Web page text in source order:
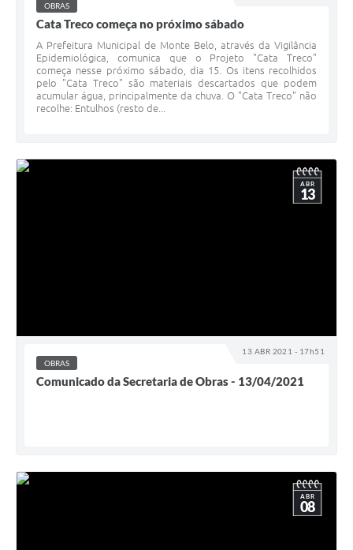
OBRAS
Cata Treco começa no próximo sábado
A Prefeitura Municipal de Monte Belo, através da Vigilância
Epidemiológica, comunica que o Projeto "Cata Treco"
começa nesse próximo sábado, dia 15. Os itens recolhidos
pelo "Cata Treco" são materiais descartados que podem
acumular água, principalmente da chuva. O "Cata Treco" não
recolhe: Entulhos (resto de...
13 ABR 2021 - 17h51
ABR
13
OBRAS
Comunicado da Secretaria de Obras - 13/04/2021
ABR
08